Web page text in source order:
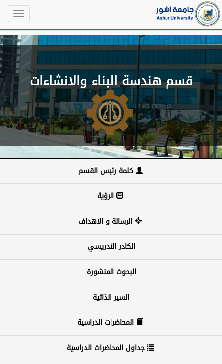
قسم هندسة البناء والانشاءات
كلمة رئيس القسم
الرؤية
الرسالة و الاهداف
الكادر التدريسي
البحوث المنشورة
السير الذاتية
المحاضرات الدراسية
جداول المحاضرات الدراسية